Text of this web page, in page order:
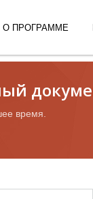
О ПРОГРАММЕ
время.